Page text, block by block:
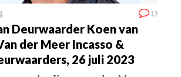
0
Deurwaarder Koen van
der Meer Incasso &
26 juli 2023